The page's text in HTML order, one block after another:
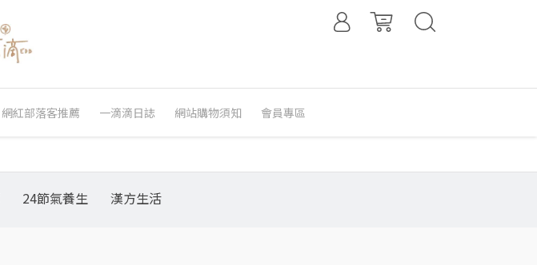
網紅部落客推薦 一滴滴日誌 網站購物須知 會員專區
24節氣養生 漢方生活